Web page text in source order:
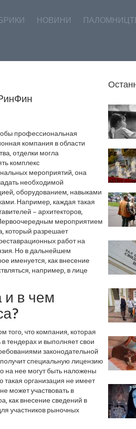
НОВИНИ
профессиональная
компания в области
отделки могла
комплекс
мероприятий, она
необходимой
оборудованием, навыками
Например, каждая такая
– архитекторов,
мероприятием
который разрешает
работ на
Но в дальнейшем
именуется, как внесение
например, в лице
и в чем
того, что компания, которая
тендерах и выполняет свои
законодательной
специальную лицензию
на нее могут быть наложены
такая организация не имеет
может участвовать в
как внесение сведений в
участников рыночных